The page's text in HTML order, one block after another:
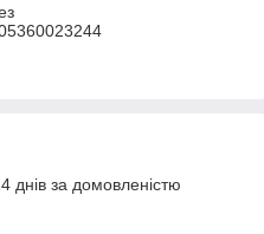
днів за домовленістю